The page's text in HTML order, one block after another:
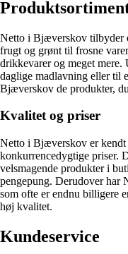
Netto i Bjæverskov tilbyder
frugt og grønt til frosne
drikkevarer og meget mere.
daglige madlavning eller til
Bjæverskov de produkter,
Kvalitet og priser
Netto i Bjæverskov er
konkurrencedygtige priser.
velsmagende produkter i
pengepung. Derudover har
som ofte er endnu billigere
høj kvalitet.
Kundeservice